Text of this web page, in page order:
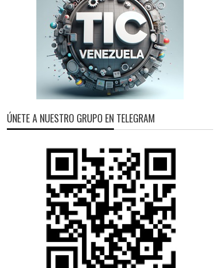
ÚNETE A NUESTRO GRUPO EN TELEGRAM